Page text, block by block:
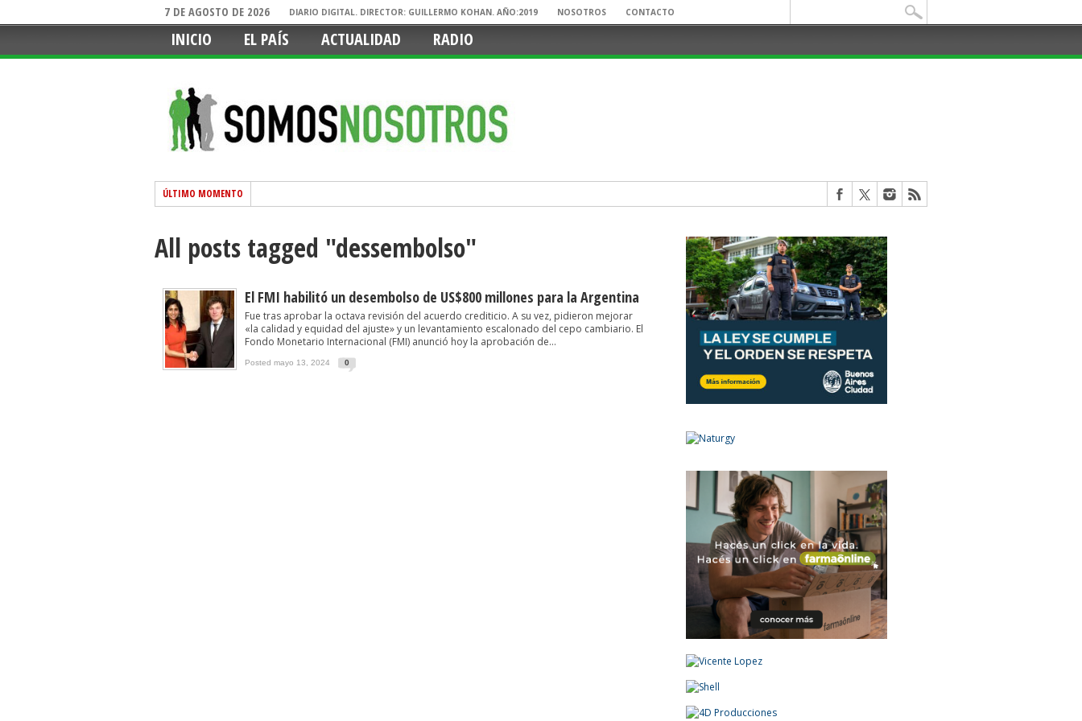
7 DE AGOSTO DE 2026 DIARIO DIGITAL. DIRECTOR: GUILLERMO KOHAN. AÑO:2019 NOSOTROS CONTACTO
INICIO EL PAÍS ACTUALIDAD RADIO
ÚLTIMO MOMENTO
All posts tagged "dessembolso"
El FMI habilitó un desembolso de US$800 millones para la Argentina
Fue tras aprobar la octava revisión del acuerdo crediticio. A su vez, pidieron mejorar
«la calidad y equidad del ajuste» y un levantamiento escalonado del cepo cambiario. El
Fondo Monetario Internacional (FMI) anunció hoy la aprobación de...
Posted mayo 13, 2024 0